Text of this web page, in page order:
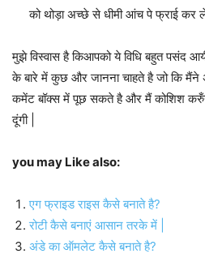
को थोड़ा अच्छे से धीमी आंच पे फ्राई कर
मुझे विस्वास है किआपको ये विधि बहुत पसंद
के बारे में कुछ और जानना चाहते है जो कि मैंने
कमेंट बॉक्स में पूछ सकते है और मैं कोशिश
दूंगी |
you may Like also:
एग फ्राइड राइस कैसे बनाते है?
रोटी कैसे बनाएं आसान तरके में |
अंडे का ऑमलेट कैसे बनाते है?